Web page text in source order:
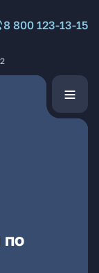
8 800 123-13-15